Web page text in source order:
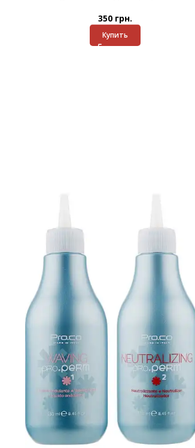
350 грн.
Купить